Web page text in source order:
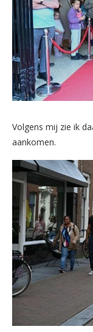
Volgens mij zie ik
aankomen.